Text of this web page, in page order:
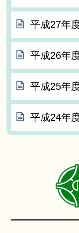
平成27年
平成26年
平成25年
平成24年